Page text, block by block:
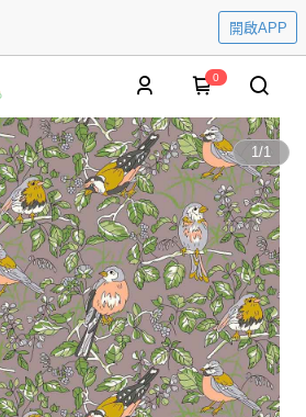
開啟APP
0
1/1